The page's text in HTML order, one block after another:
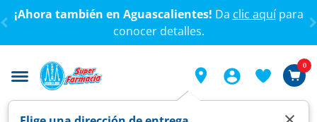
< div class="carousel-inner">
¡Ahora también en Aguascalientes! Da clic aquípara
conocer detalles.
0